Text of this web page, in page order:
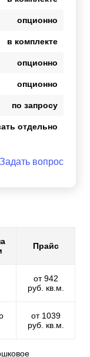
опционно
в комплекте
опционно
опционно
по запросу
отдельно
Задать вопрос
Прайс
от 942
руб. кв.м.
от 1039
руб. кв.м.